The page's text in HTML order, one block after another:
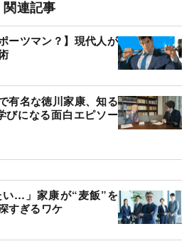
関連記事
ーツマン？】現代人が
有名な徳川家康、知る
びになる面白エピソー
い…」家康が“麦飯”を
すぎるワケ